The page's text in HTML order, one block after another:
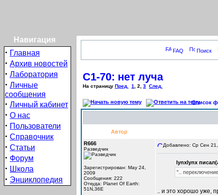
Навигация
· Главная
· Архив новостей
· Лаборатория
· Личные
сообщения
· Личный кабинет
· О нас
· Пользователи
· Справочник
· Статьи
· Форум
· Школа
· Энциклопедия
FAQ Поиск
С1-70: нет луча
На страницу Пред. 1 2 3 След.
Список
Автор
R666
Разведчик
Зарегистрирован: May 24,
2009
Сообщения: 222
Откуда: Planet Of Earth:
51N,36E
Добавлено: Ср Сен
lynxlynx
"..
.. и это хорошо уже,